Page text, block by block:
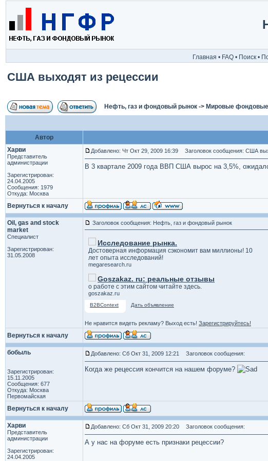
Главная • FAQ • Поиск •
США выходят из рецессии
Нефть, газ и фондовый рынок -> Мировые
Автор
Харви
Представитель
администрации
Зарегистрирован:
24.04.2005
Сообщения: 1979
Откуда: Москва
Добавлено: Чт Окт 29, 2009 16:39 Заголовок сообщения: США
В 3 квартале 2009 года ВВП США вырос на 3,5%,
Вернуться к началу
Oil, gas and stock
market
Специалист
Зарегистрирован:
31.05.2008
Заголовок сообщения: Нефть, газ и фондовый рынок
Исследование рынка.
Достоверная информация сэкономит вам миллионы! 10
лет опыта исследований!
megaresearch.ru
Goszakaz. ru: реальные отзывы
о работе с этим сайтом читайте здесь.
goszakaz.ru
B2BContext Дать объявление
Не нравится видеть рекламу? Выход есть! Зарегистрируйтесь!
Вернуться к началу
бобыль
Зарегистрирован:
15.11.2005
Сообщения: 677
Откуда: Москва
Первомайская
Добавлено: Сб Окт 31, 2009 12:21 Заголовок сообщения:
Когда же рецессия кончится на нашем форуме?
Вернуться к началу
Харви
Представитель
администрации
Зарегистрирован:
24.04.2005
Добавлено: Сб Окт 31, 2009 20:20 Заголовок сообщения:
А у нас на форуме есть признаки рецессии?